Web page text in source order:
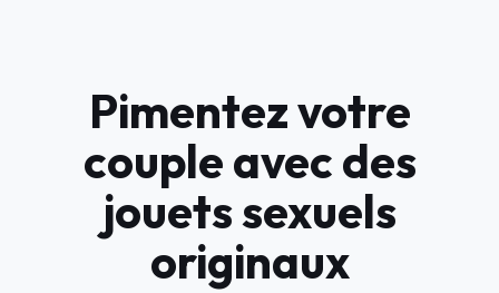
Pimentez votre
couple avec des
jouets sexuels
originaux